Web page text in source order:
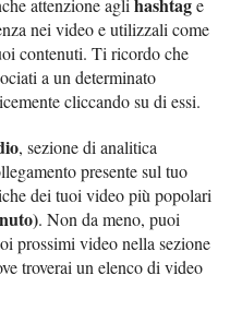
attenzione agli
e
nei video e utilizzali come
contenuti. Ti ricordo che
a un determinato
cliccando su di essi.
, sezione di analitica
presente sul tuo
dei tuoi video più popolari
. Non da meno, puoi
prossimi video nella sezione
troverai un elenco di video